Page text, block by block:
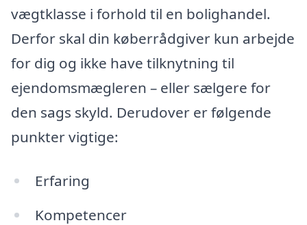
vægtklasse i forhold til en bolighandel.
Derfor skal din køberrådgiver kun arbejde
for dig og ikke have tilknytning til
ejendomsmægleren – eller sælgere for
den sags skyld. Derudover er følgende
punkter vigtige:
Erfaring
Kompetencer